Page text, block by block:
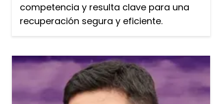
competencia y resulta clave para una
recuperación segura y eficiente.